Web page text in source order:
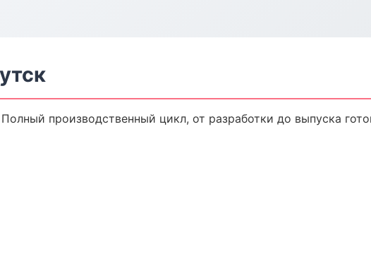
производственный цикл, от разработки до выпуска